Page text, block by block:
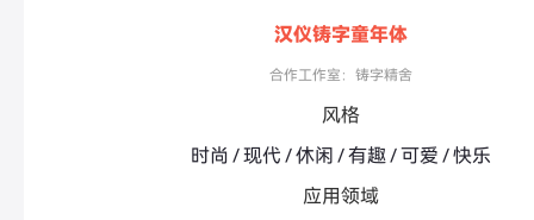
汉仪铸字童年体
合作工作室：铸字精舍
风格
时尚 / 现代 / 休闲 / 有趣 / 可爱 / 快乐
应用领域